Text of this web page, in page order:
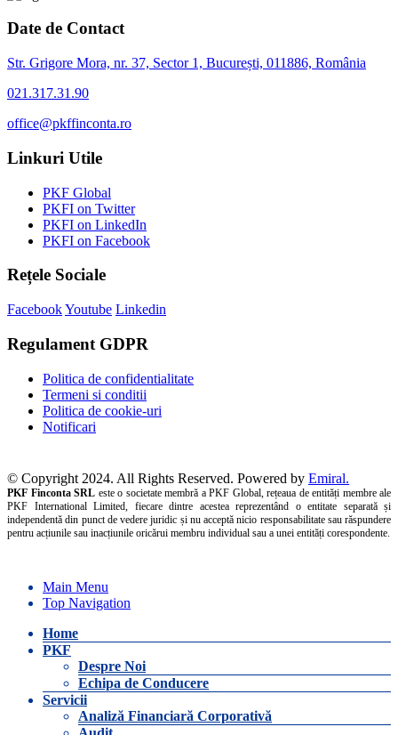
Date de Contact
Str. Grigore Mora, nr. 37, Sector 1, București, 011886, România
021.317.31.90
office@pkffinconta.ro
Linkuri Utile
PKF Global
PKFI on Twitter
PKFI on LinkedIn
PKFI on Facebook
Rețele Sociale
FacebookYoutube Linkedin
Regulament GDPR
Politica de confidentialitate
Termeni si conditii
Politica de cookie-uri
Notificari
© Copyright 2024. All Rights Reserved. Powered by Emiral.
PKF Finconta SRL este o societate membră a PKF Global, rețeaua de entități membre ale
PKF International Limited, fiecare dintre acestea reprezentând o entitate separată și
independentă din punct de vedere juridic și nu acceptă nicio responsabilitate sau răspundere
pentru acțiunile sau inacțiunile oricărui membru individual sau a unei entități corespondente.
Main Menu
Top Navigation
Home
PKF
Despre Noi
Echipa de Conducere
Servicii
Analiză Financiară Corporativă